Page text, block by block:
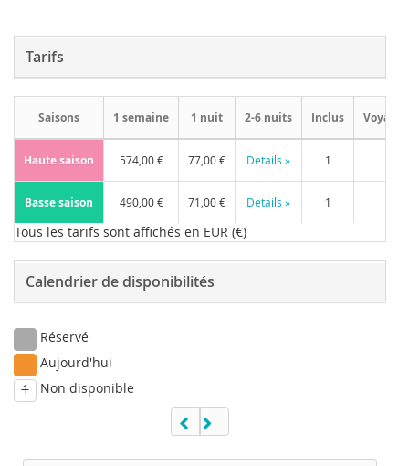
Tarifs
Saisons 1 semaine 1 nuit 2-6 nuits Inclus
Haute saison 574,00 € 77,00 € Details » 1
Basse saison 490,00 € 71,00 € Details » 1
Tous les tarifs sont affichés en EUR (€)
Calendrier de disponibilités
Réservé
Aujourd'hui
1
Non disponible